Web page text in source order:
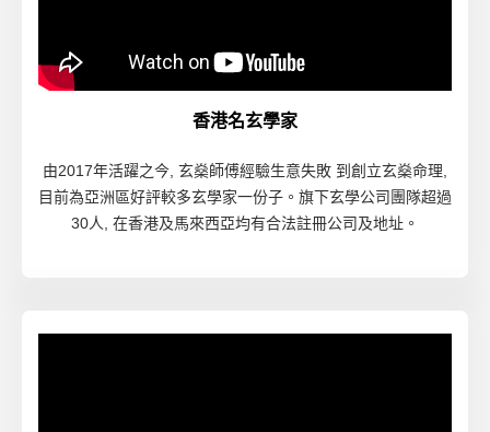
香港名玄學家
由2017年活躍之今, 玄燊師傅經驗生意失敗 到創立玄燊命理,
目前為亞洲區好評較多玄學家一份子。旗下玄學公司團隊超過
30人, 在香港及馬來西亞均有合法註冊公司及地址。